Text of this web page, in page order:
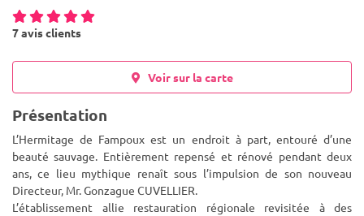
7 avis clients
Voir sur la carte
Présentation
L’Hermitage de Fampoux est un endroit à part, entouré d’une
beauté sauvage. Entièrement repensé et rénové pendant deux
ans, ce lieu mythique renaît sous l’impulsion de son nouveau
Directeur, Mr. Gonzague CUVELLIER.
L’établissement allie restauration régionale revisitée à des